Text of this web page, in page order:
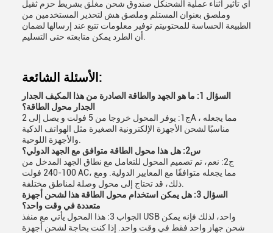
أي تأثير أثناء عملية الشحنكل صندوق شحن مغلق بشريط حزم ثقيل
وملصق بعنوان المستلم وملصق هش لتحذير المستخدمين من
الطبيعة الحساسة للمحتوىيتم توفير معلومات تتبع عند إرسالها لضمان
الأسئلة الشائعة:
السؤال 1: ما هو الجهد والطاقة الصادرة من هذا المكيف الجدار
الجدار محول الطاقة؟
ج1: يوفر المحول خروجا من 5 فولت و يصل إلى 2A ، مما يجعله
مناسبًا لشحن الأجهزة الإلكترونية الصغيرة مثل الهواتف الذكية
س2: هل هذا محول الطاقة متوافق مع الجهد الدولي؟
ج2: نعم، تم تصميم المحول للتعامل مع نطاق الجهد المدخل من
100-240 فولت AC، مما يجعله متوافقًا مع المعايير الدولية. ومع
السؤال 3: هل يمكن استخدام محول الطاقة هذا لشحن أجهزة
متعددة في وقت واحد؟
الجواب 3: هذا المحول يأتي مع منفذ USB واحد، لذلك فإنه يمكن
شحن جهاز واحد فقط في وقت واحد. إذا كنت بحاجة لشحن أجهزة